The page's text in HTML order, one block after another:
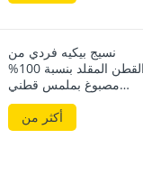
نسيج بيكيه فردي من
القطن المقلد بنسبة 100%
مصبوغ بملمس قطني
يدوي
أكثر من